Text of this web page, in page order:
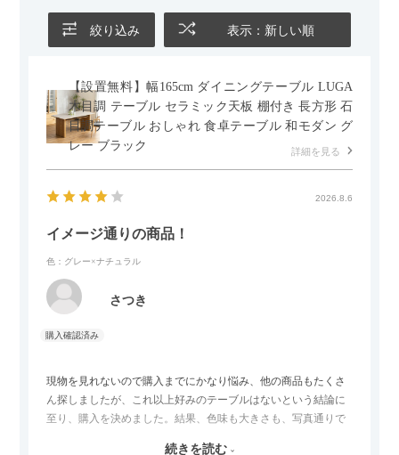
絞り込み 表示：新しい順
【設置無料】幅165cm ダイニングテーブル LUGA
木目調 テーブル セラミック天板 棚付き 長方形 石
目調テーブル おしゃれ 食卓テーブル 和モダン グ
レー ブラック
詳細を見る
2026.8.6
イメージ通りの商品！
色：グレー×ナチュラル
さつき
現物を見れないので購入までにかなり悩み、他の商品もたくさ
ん探しましたが、これ以上好みのテーブルはないという結論に
至り、購入を決めました。結果、色味も大きさも、写真通りで
続きを読む